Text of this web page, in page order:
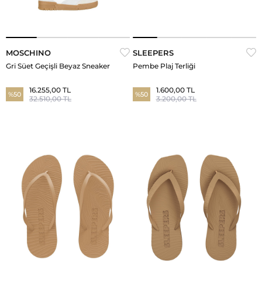
MOSCHINO
Gri Süet Geçişli Beyaz Sneaker
%50
16.255,00 TL
32.510,00 TL
SLEEPERS
Pembe Plaj Terliği
%50
1.600,00 TL
3.200,00 TL